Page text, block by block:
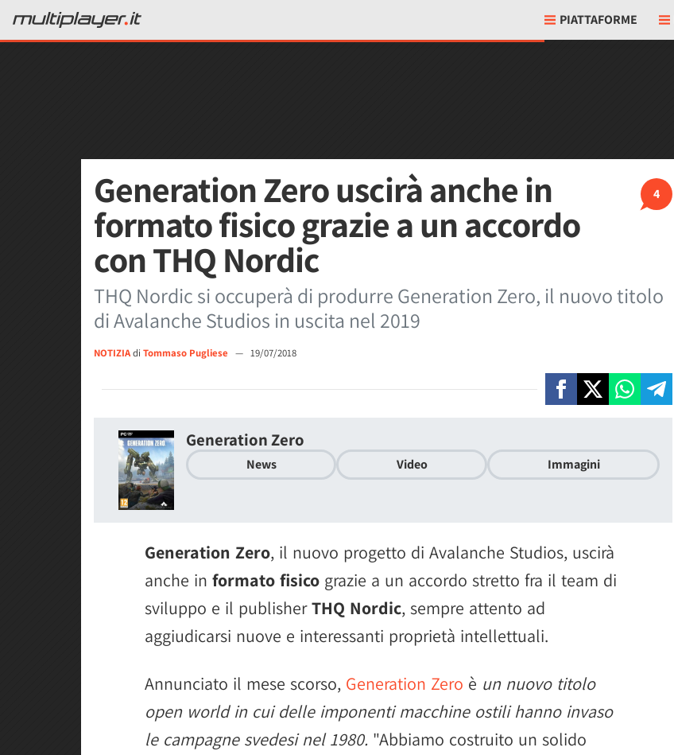
PIATTAFORME
4
Generation Zero uscirà anche in
formato fisico grazie a un accordo
con THQ Nordic
THQ Nordic si occuperà di produrre Generation Zero, il nuovo titolo
di Avalanche Studios in uscita nel 2019
NOTIZIAdi Tommaso Pugliese — 19/07/2018
Generation Zero
News Video Immagini
Generation Zero, il nuovo progetto di Avalanche Studios, uscirà
anche in formato fisico grazie a un accordo stretto fra il team di
sviluppo e il publisherTHQ Nordic, sempre attento ad
aggiudicarsi nuove e interessanti proprietà intellettuali.
Annunciato il mese scorso, Generation Zero è un nuovo titolo
open world in cui delle imponenti macchine ostili hanno invaso
le campagne svedesi nel 1980. "Abbiamo costruito un solido